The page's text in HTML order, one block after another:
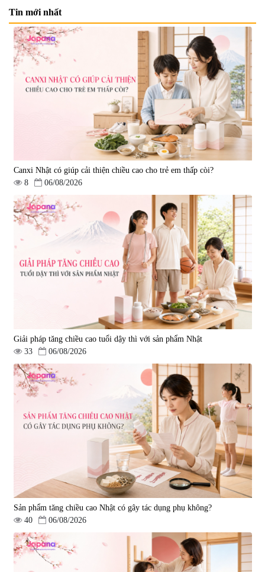
Viên uống bổ gan Ribeto Shoji
Hepaclean 60 viên
|543.205
Viên uống hỗ trợ giải độc và
phục hồi chức năng gan Biken
Liver Ex 120 viên - Date
07/2027
1.390.000 đ
Viên uống hỗ trợ tim mạch AFC
Rich Coenzyme Q10 - 120 viên
2.890.000 đ
Viên uống tăng cường miễn dịch
Ribeto Shoji Fukujyusen 180
viên
32.160
9.850.000 đ
Viên uống hỗ trợ tăng cường
sinh lý nam Fujina Monster Shot
150 viên
880.000 đ
Viên uống hỗ trợ điều trị ung thư
Fucoidan Okinawa Kanehide Bio
EX 323mg - 150 viên
790.621
4.473.500 đ
Tin mới nhất
Canxi Nhật có giúp cải thiện chiều cao cho trẻ em thấp còi?
8
06/08/2026
Giải pháp tăng chiều cao tuổi dậy thì với sản phẩm Nhật
33
06/08/2026
Sản phẩm tăng chiều cao Nhật có gây tác dụng phụ không?
40
06/08/2026